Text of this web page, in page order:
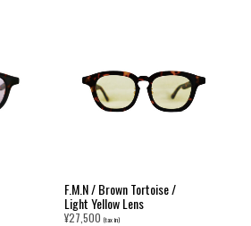
F.M.N / Brown Tortoise /
Light Yellow Lens
¥27,500 (tax in)